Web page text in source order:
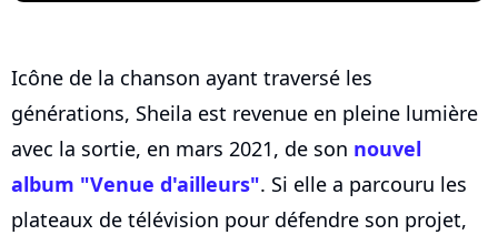
Icône de la chanson ayant traversé les
générations, Sheila est revenue en pleine lumière
avec la sortie, en mars 2021, de son nouvel
album "Venue d'ailleurs". Si elle a parcouru les
plateaux de télévision pour défendre son projet,